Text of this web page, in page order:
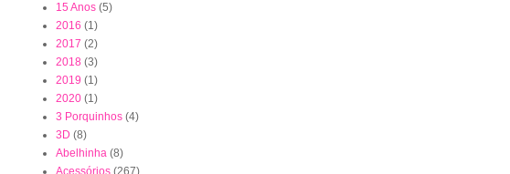
15 Anos (5)
2016 (1)
2017 (2)
2018 (3)
2019 (1)
2020 (1)
3 Porquinhos (4)
3D (8)
Abelhinha (8)